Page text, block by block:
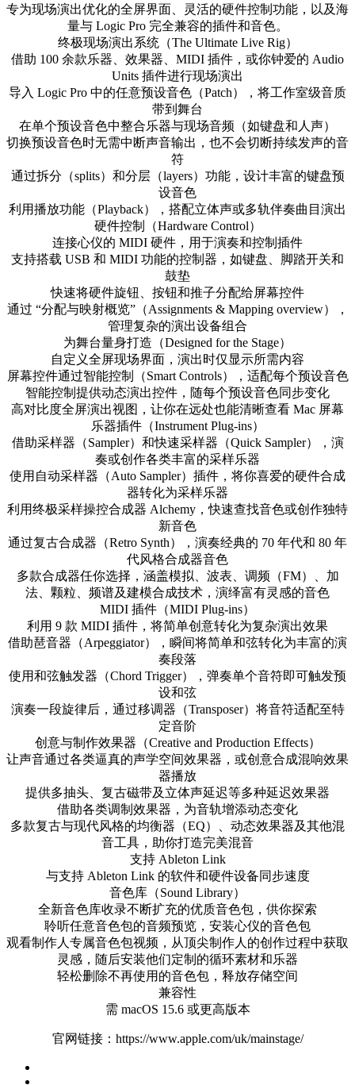
专为现场演出优化的全屏界面、灵活的硬件控制功能，以及海
量与 Logic Pro 完全兼容的插件和音色。
终极现场演出系统（The Ultimate Live Rig）
借助 100 余款乐器、效果器、MIDI 插件，或你钟爱的 Audio
Units 插件进行现场演出
导入 Logic Pro 中的任意预设音色（Patch），将工作室级音质
带到舞台
在单个预设音色中整合乐器与现场音频（如键盘和人声）
切换预设音色时无需中断声音输出，也不会切断持续发声的音
符
通过拆分（splits）和分层（layers）功能，设计丰富的键盘预
设音色
利用播放功能（Playback），搭配立体声或多轨伴奏曲目演出
硬件控制（Hardware Control）
连接心仪的 MIDI 硬件，用于演奏和控制插件
支持搭载 USB 和 MIDI 功能的控制器，如键盘、脚踏开关和
鼓垫
快速将硬件旋钮、按钮和推子分配给屏幕控件
通过 “分配与映射概览”（Assignments & Mapping overview），
管理复杂的演出设备组合
为舞台量身打造（Designed for the Stage）
自定义全屏现场界面，演出时仅显示所需内容
屏幕控件通过智能控制（Smart Controls），适配每个预设音色
智能控制提供动态演出控件，随每个预设音色同步变化
高对比度全屏演出视图，让你在远处也能清晰查看 Mac 屏幕
乐器插件（Instrument Plug-ins）
借助采样器（Sampler）和快速采样器（Quick Sampler），演
奏或创作各类丰富的采样乐器
使用自动采样器（Auto Sampler）插件，将你喜爱的硬件合成
器转化为采样乐器
利用终极采样操控合成器 Alchemy，快速查找音色或创作独特
新音色
通过复古合成器（Retro Synth），演奏经典的 70 年代和 80 年
代风格合成器音色
多款合成器任你选择，涵盖模拟、波表、调频（FM）、加
法、颗粒、频谱及建模合成技术，演绎富有灵感的音色
MIDI 插件（MIDI Plug-ins）
利用 9 款 MIDI 插件，将简单创意转化为复杂演出效果
借助琶音器（Arpeggiator），瞬间将简单和弦转化为丰富的演
奏段落
使用和弦触发器（Chord Trigger），弹奏单个音符即可触发预
设和弦
演奏一段旋律后，通过移调器（Transposer）将音符适配至特
定音阶
创意与制作效果器（Creative and Production Effects）
让声音通过各类逼真的声学空间效果器，或创意合成混响效果
器播放
提供多抽头、复古磁带及立体声延迟等多种延迟效果器
借助各类调制效果器，为音轨增添动态变化
多款复古与现代风格的均衡器（EQ）、动态效果器及其他混
音工具，助你打造完美混音
支持 Ableton Link
与支持 Ableton Link 的软件和硬件设备同步速度
音色库（Sound Library）
全新音色库收录不断扩充的优质音色包，供你探索
聆听任意音色包的音频预览，安装心仪的音色包
观看制作人专属音色包视频，从顶尖制作人的创作过程中获取
灵感，随后安装他们定制的循环素材和乐器
轻松删除不再使用的音色包，释放存储空间
兼容性
需 macOS 15.6 或更高版本
官网链接：https://www.apple.com/uk/mainstage/